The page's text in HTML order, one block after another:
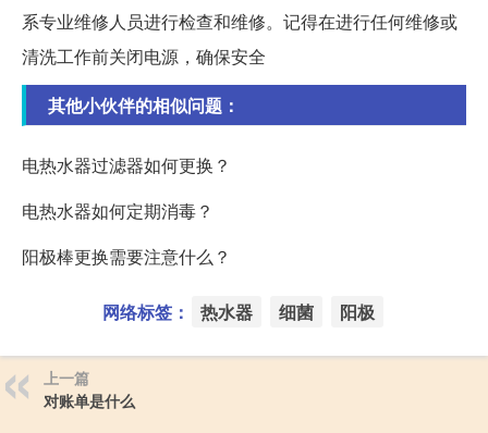
系专业维修人员进行检查和维修。记得在进行任何维修或
清洗工作前关闭电源，确保安全
其他小伙伴的相似问题：
电热水器过滤器如何更换？
电热水器如何定期消毒？
阳极棒更换需要注意什么？
网络标签： 热水器 细菌 阳极
上一篇
对账单是什么